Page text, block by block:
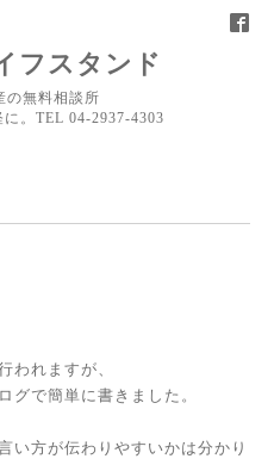
フスタンド
の無料相談所
。TEL 04-2937-4303
われますが、
グで簡単に書きました。
い方が伝わりやすいかは分かり